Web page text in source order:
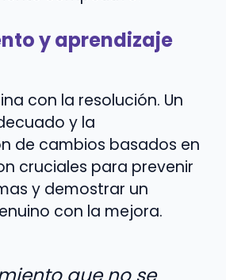
y aprendizaje
con la resolución. Un
y la
de cambios basados en
cruciales para prevenir
y demostrar un
con la mejora.